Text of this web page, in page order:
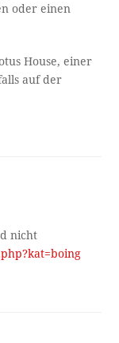
oder einen
House, einer
auf der
nicht